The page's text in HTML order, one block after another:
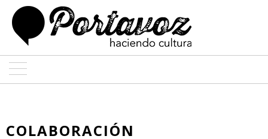
ARQUITECTURA
COLABORACIÓN